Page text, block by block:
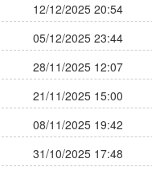
12/12/2025 20:54
05/12/2025 23:44
28/11/2025 12:07
21/11/2025 15:00
08/11/2025 19:42
31/10/2025 17:48